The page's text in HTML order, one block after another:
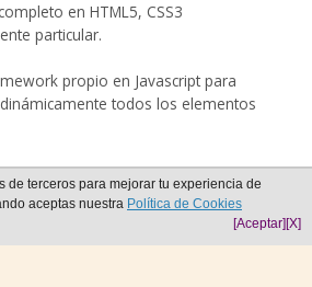
en HTML5, CSS3
particular.
propio en Javascript para
todos los elementos
de terceros para mejorar tu experiencia de
aceptas nuestra Política de Cookies
[X]
[Aceptar]